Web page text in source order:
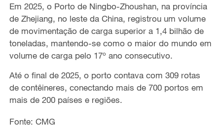
l
a
y
V
i
d
Em 2025, o Porto de Ningbo-Zhoushan, na província
de Zhejiang, no leste da China, registrou um volume
de movimentação de carga superior a 1,4 bilhão de
toneladas, mantendo-se como o maior do mundo em
volume de carga pelo 17º ano consecutivo.
Até o final de 2025, o porto contava com 309 rotas
de contêineres, conectando mais de 700 portos em
mais de 200 países e regiões.
Fonte: CMG